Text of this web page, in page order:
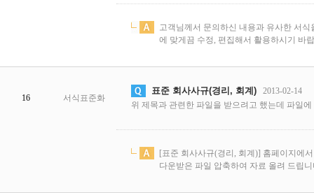
고객님께서 문의하신 내용과 유사한 서
에 맞게끔 수정, 편집해서 활용하시기 바
16 서식표준화
표준 회사사규(경리, 회계) 2013-02-14
위 제목과 관련한 파일을 받으려고 했는데 파일
[표준 회사사규(경리, 회계)] 홈페이지에
다운받은 파일 압축하여 자료 올려 드립니